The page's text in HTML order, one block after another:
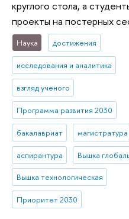
круглого стола, а
проекты на постерных
Наука достижения
исследования и аналитика
взгляд ученого
Программа развития 2030
бакалавриат магистратура
аспирантура Вышка
Вышка технологическая
Приоритет 2030